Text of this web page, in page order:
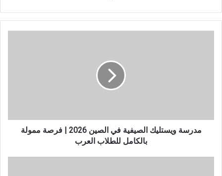
ممولة
بالكامل
مدرسة ويستليك الصيفية في الصين 2026 | فرصة ممولة
بالكامل للطلاب العرب